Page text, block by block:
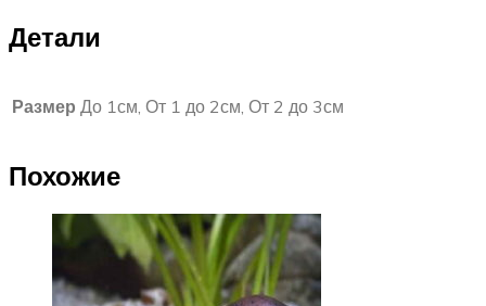
Детали
Размер До 1см, От 1 до 2см, От 2 до 3см
Похожие